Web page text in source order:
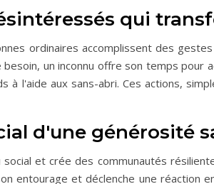
qui
ordinaires accomplissent des
besoin, un inconnu offre son temps pour
à l'aide aux sans-abri. Ces actions,
d'une générosité
et crée des communautés
entourage et déclenche une réaction